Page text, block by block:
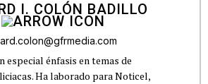
I. COLÓN BADILLO
especial énfasis en temas de
Ha laborado para Noticel,